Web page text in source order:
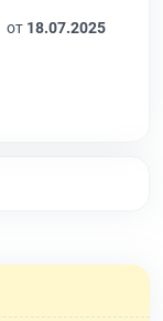
от 18.07.2025